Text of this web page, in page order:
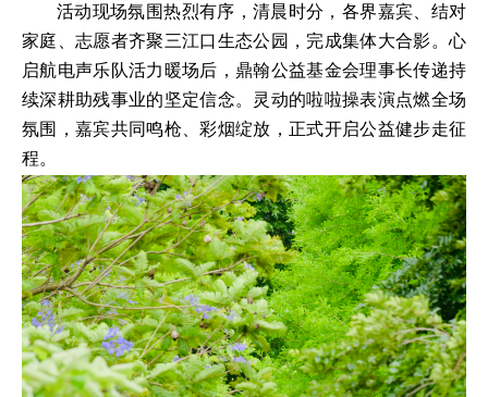
活动现场氛围热烈有序，清晨时分，各界嘉宾、结对
家庭、志愿者齐聚三江口生态公园，完成集体大合影。心
启航电声乐队活力暖场后，鼎翰公益基金会理事长传递持
续深耕助残事业的坚定信念。灵动的啦啦操表演点燃全场
氛围，嘉宾共同鸣枪、彩烟绽放，正式开启公益健步走征
程。